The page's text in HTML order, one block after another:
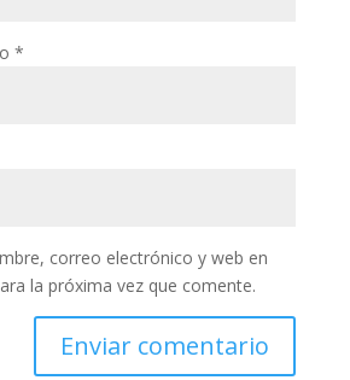
*
correo electrónico y web en
la próxima vez que comente.